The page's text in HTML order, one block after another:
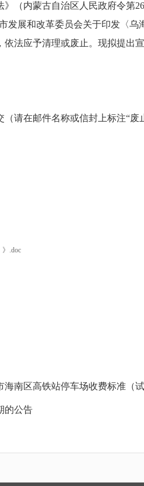
内蒙古自治区人民政府令第
发展和改革委员会关于印发〈
法应予清理或废止。现拟提出
在邮件名称或信封上标注“废
.doc
南区高铁站停车场收费标准（
的公告